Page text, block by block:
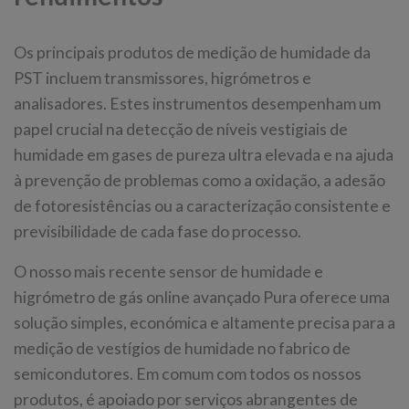
Os principais produtos de medição de humidade da
PST incluem transmissores, higrómetros e
analisadores. Estes instrumentos desempenham um
papel crucial na detecção de níveis vestigiais de
humidade em gases de pureza ultra elevada e na ajuda
à prevenção de problemas como a oxidação, a adesão
de fotoresistências ou a caracterização consistente e
previsibilidade de cada fase do processo.
O nosso mais recente sensor de humidade e
higrómetro de gás online avançado Pura oferece uma
solução simples, económica e altamente precisa para a
medição de vestígios de humidade no fabrico de
semicondutores. Em comum com todos os nossos
produtos, é apoiado por serviços abrangentes de